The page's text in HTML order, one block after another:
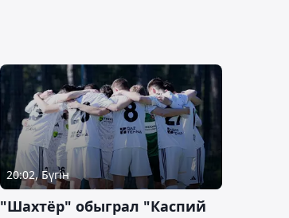
20:02, Бүгін
"Шахтёр" обыграл "Каспий